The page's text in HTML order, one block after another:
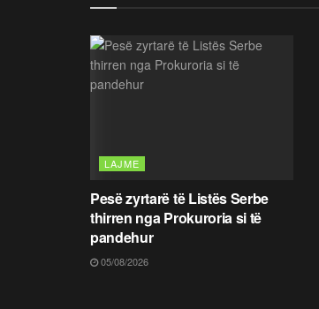
LAJME
Pesë zyrtarë të Listës Serbe
thirren nga Prokuroria si të
pandehur
05/08/2026